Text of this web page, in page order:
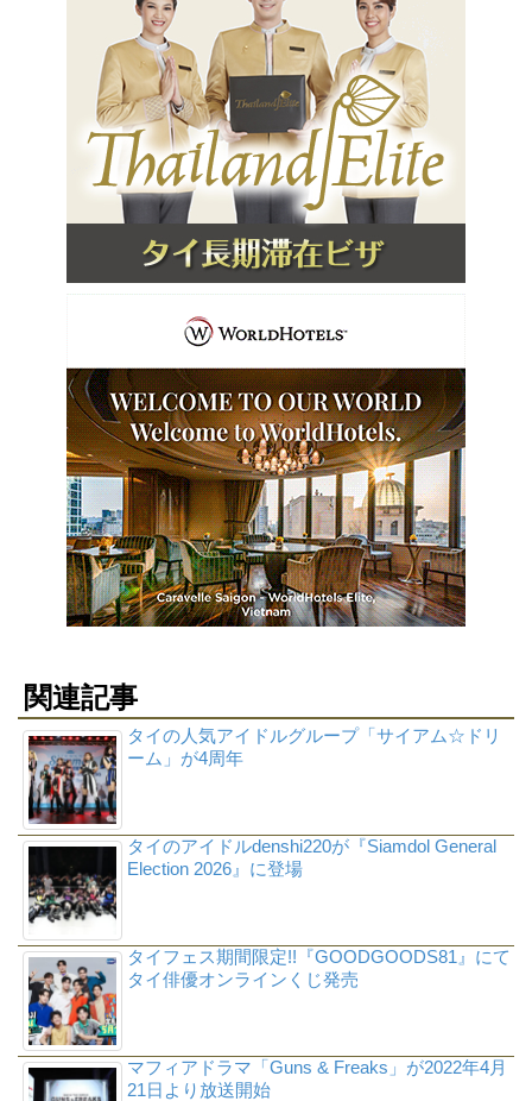
関連記事
タイの人気アイドルグループ「サイアム☆ドリ
ーム」が4周年
タイのアイドルdenshi220が『Siamdol General
Election 2026』に登場
タイフェス期間限定!!『GOODGOODS81』にて
タイ俳優オンラインくじ発売
マフィアドラマ「Guns & Freaks」が2022年4月
21日より放送開始